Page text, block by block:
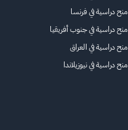
منح دراسية في فرنسا
منح دراسية في جنوب أفريقيا
منح دراسية في العراق
منح دراسية في نيوزيلاندا